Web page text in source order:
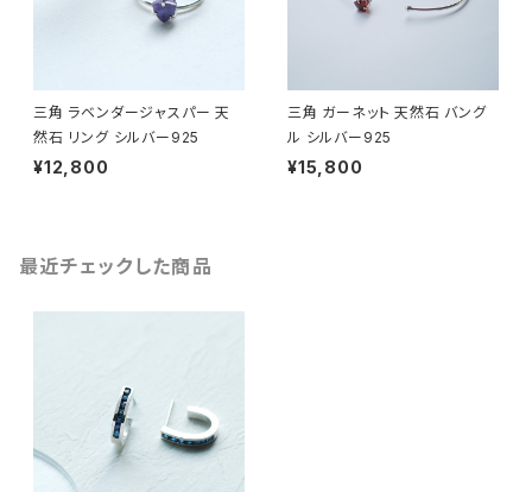
三角 ラベンダージャスパー 天
然石 リング シルバー925
¥12,800
三角 ガーネット 天然石 バング
ル シルバー925
¥15,800
最近チェックした商品